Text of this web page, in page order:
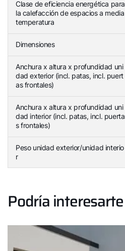
Clase de eficiencia energética para
la calefacción de espacios a media
temperatura
Dimensiones
Anchura x altura x profundidad uni
dad exterior (incl. patas, incl. puert
as frontales)
Anchura x altura x profundidad uni
dad interior (incl. patas, incl. puerta
s frontales)
Peso unidad exterior/unidad interio
r
Podría interesarte